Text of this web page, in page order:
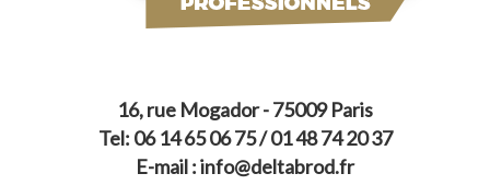
16, rue Mogador - 75009 Paris
Tel: 06 14 65 06 75 / 01 48 74 20 37
E-mail : info@deltabrod.fr